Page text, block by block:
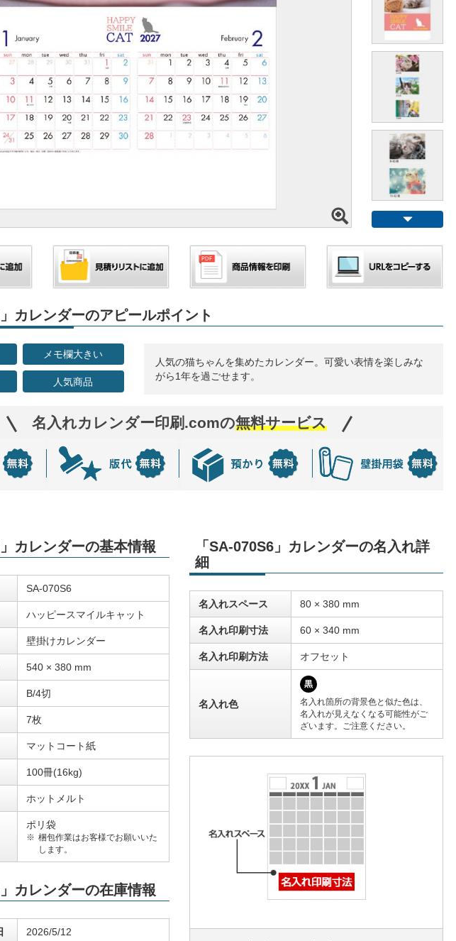
」カレンダーのアピールポイント
メモ欄大きい
人気商品
人気の猫ちゃんを集めたカレンダー。可愛い表情を楽しみな
がら1年を過ごせます。
名入れカレンダー印刷.comの無料サービス
」カレンダーの基本情報
SA-070S6
ハッピースマイルキャット
壁掛けカレンダー
540 × 380 mm
B/4切
7枚
マットコート紙
100冊(16kg)
ホットメルト
ポリ袋
梱包作業はお客様でお願いいた
します。
」カレンダーの在庫情報
2026/5/12
「SA-070S6」カレンダーの名入れ詳
細
名入れスペース 80 × 380 mm
名入れ印刷寸法 60 × 340 mm
名入れ印刷方法 オフセット
名入れ色
黒
名入れ箇所の背景色と似た色は、
名入れが見えなくなる可能性がご
ざいます。ご注意ください。